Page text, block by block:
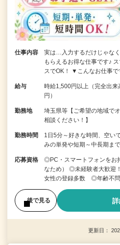
仕事内容
実は…入力するだけじゃな
もらえるお得な仕事です♪
スでOK！ ▼こんなお仕事
給与
時給1,500円以上（完全出
円）
勤務地
埼玉県等【ご希望の地域で
相談ください！】
勤務時間
1日5分～好きな時間、空い
みの単発や短期～中長期ま
応募資格
◎PC・スマートフォンをお
なため） ◎未経験者大歓迎
女性の登録多数 ◎年齢不問
後で見る
更新日：